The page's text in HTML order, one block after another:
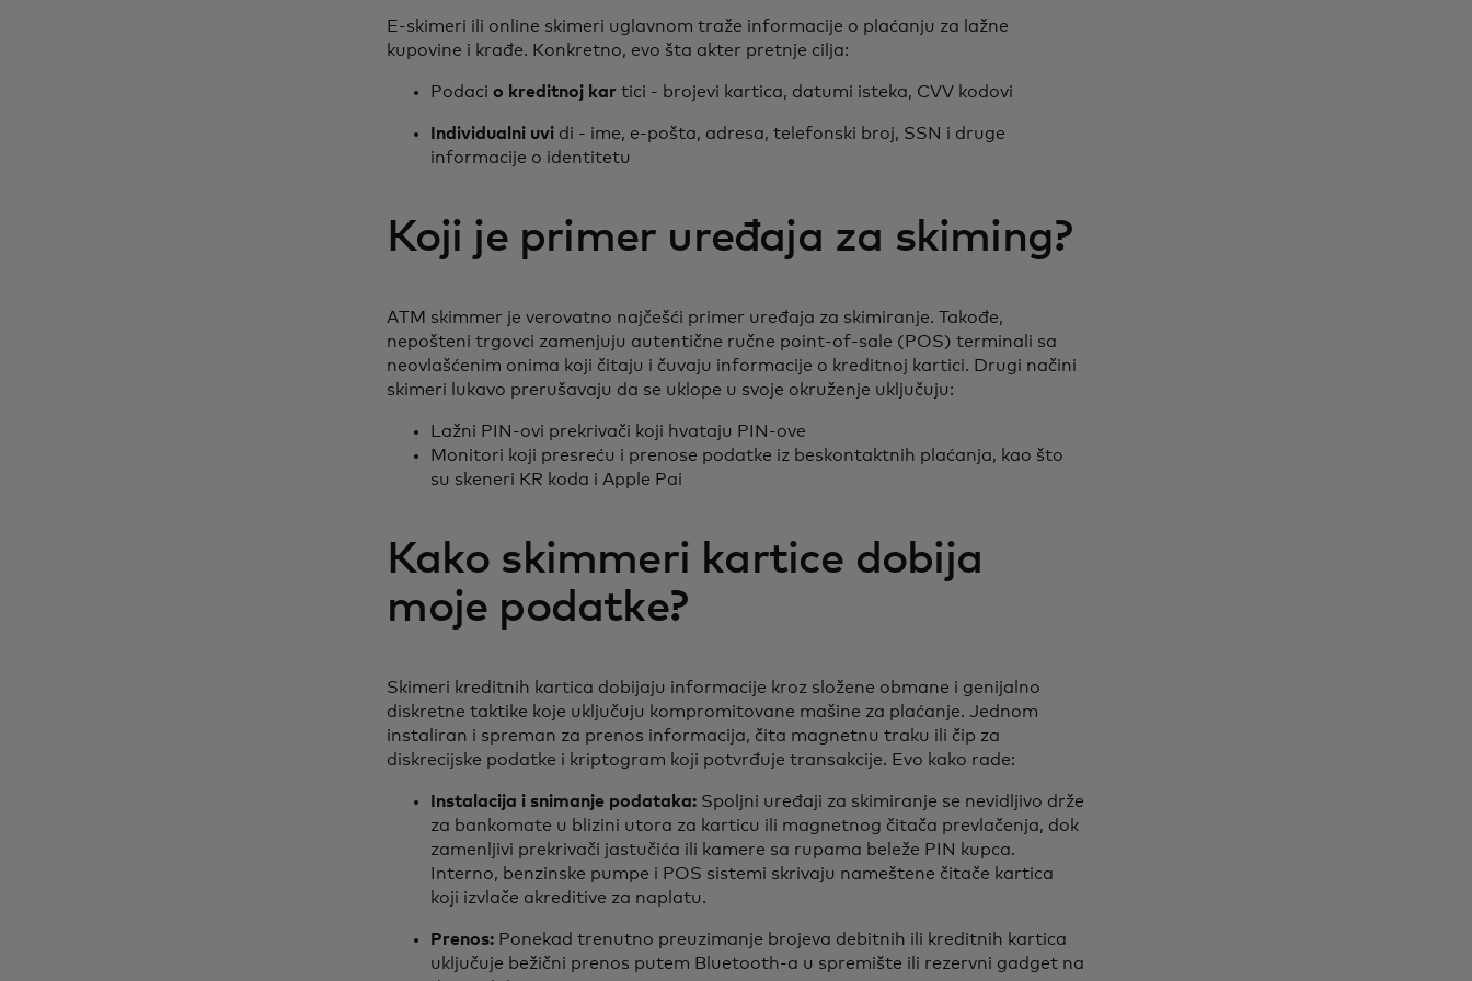
E-skimeri ili online skimeri uglavnom traže informacije o plaćanju za lažne
kupovine i krađe. Konkretno, evo šta akter pretnje cilja:
Podacio kreditnoj kar tici - brojevi kartica, datumi isteka, CVV kodovi
Individualni uvi di - ime, e-pošta, adresa, telefonski broj, SSN i druge
informacije o identitetu
Koji je primer uređaja za skiming?
ATM skimmer je verovatno najčešći primer uređaja za skimiranje. Takođe,
nepošteni trgovci zamenjuju autentične ručne point-of-sale (POS) terminali sa
neovlašćenim onima koji čitaju i čuvaju informacije o kreditnoj kartici. Drugi načini
skimeri lukavo prerušavaju da se uklope u svoje okruženje uključuju:
Lažni PIN-ovi prekrivači koji hvataju PIN-ove
Monitori koji presreću i prenose podatke iz beskontaktnih plaćanja, kao što
su skeneri KR koda i Apple Pai
Kako skimmeri kartice dobija
moje podatke?
Skimeri kreditnih kartica dobijaju informacije kroz složene obmane i genijalno
diskretne taktike koje uključuju kompromitovane mašine za plaćanje. Jednom
instaliran i spreman za prenos informacija, čita magnetnu traku ili čip za
diskrecijske podatke i kriptogram koji potvrđuje transakcije. Evo kako rade:
Instalacija i snimanje podataka: Spoljni uređaji za skimiranje se nevidljivo drže
za bankomate u blizini utora za karticu ili magnetnog čitača prevlačenja, dok
zamenljivi prekrivači jastučića ili kamere sa rupama beleže PIN kupca.
Interno, benzinske pumpe i POS sistemi skrivaju nameštene čitače kartica
koji izvlače akreditive za naplatu.
Prenos: Ponekad trenutno preuzimanje brojeva debitnih ili kreditnih kartica
uključuje bežični prenos putem Bluetooth-a u spremište ili rezervni gadget na